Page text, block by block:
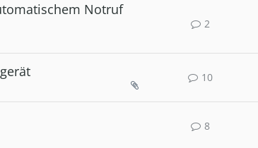
Notruf
2
10
8